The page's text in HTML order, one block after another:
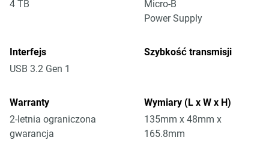
4 TB
Micro-B
Power Supply
Interfejs
USB 3.2 Gen 1
Szybkość transmisji
Warranty
2-letnia ograniczona
gwarancja
Wymiary (L x W x H)
135mm x 48mm x
165.8mm